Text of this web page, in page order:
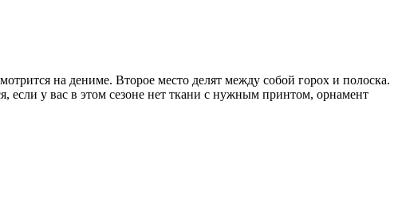
на дениме. Второе место делят между собой горох и полоска.
если у вас в этом сезоне нет ткани с нужным принтом, орнамент